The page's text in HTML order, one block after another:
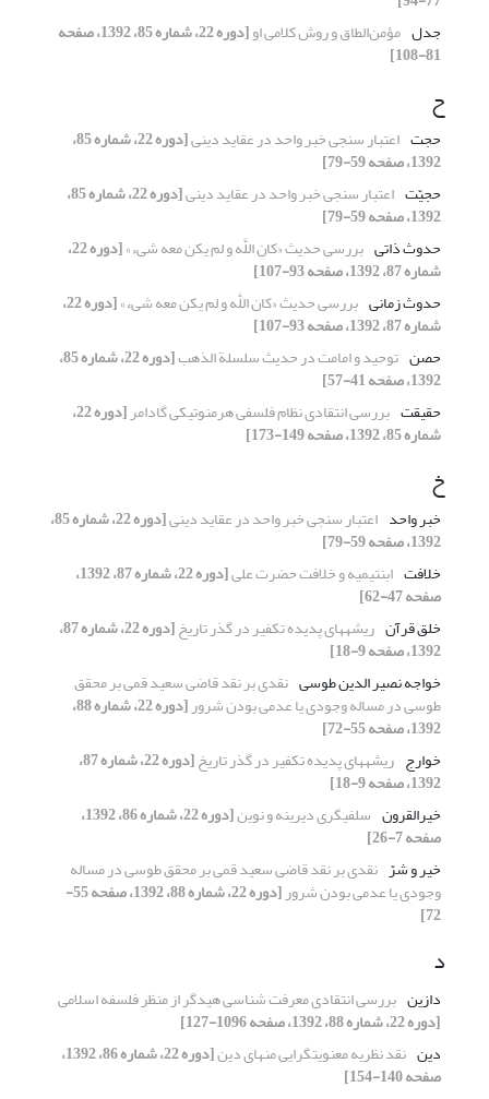
جدل مؤمن‌الطاق و روش کلامی او [دوره 22، شماره 85، 1392، صفحه
81-108]
ح
حجت اعتبار سنجی خبر واحد در عقاید دینی [دوره 22، شماره 85،
1392، صفحه 59-79]
حجیّت اعتبار سنجی خبر واحد در عقاید دینی [دوره 22، شماره 85،
1392، صفحه 59-79]
حدوث ذاتی بررسی حدیث «کان اللَّه و لم یکن معه شی‏ء» [دوره 22،
شماره 87، 1392، صفحه 93-107]
حدوث زمانی بررسی حدیث «کان اللَّه و لم یکن معه شی‏ء» [دوره 22،
شماره 87، 1392، صفحه 93-107]
حصن توحید و امامت در حدیث سلسلة الذهب [دوره 22، شماره 85،
1392، صفحه 41-57]
حقیقت بررسی انتقادی نظام فلسفی هرمنوتیکی گادامر [دوره 22،
شماره 85، 1392، صفحه 149-173]
خ
خبر واحد اعتبار سنجی خبر واحد در عقاید دینی [دوره 22، شماره 85،
1392، صفحه 59-79]
خلافت ابن‏تیمیه و خلافت حضرت علی [دوره 22، شماره 87، 1392،
صفحه 47-62]
خلق قرآن ریشه‏های پدیده تکفیر در گذر تاریخ [دوره 22، شماره 87،
1392، صفحه 9-18]
خواجه نصیر الدین طوسی نقدی بر نقد قاضی سعید قمی بر محقق
طوسی در مساله وجودی یا عدمی بودن شرور [دوره 22، شماره 88،
1392، صفحه 55-72]
خوارج ریشه‏های پدیده تکفیر در گذر تاریخ [دوره 22، شماره 87،
1392، صفحه 9-18]
خیرالقرون سلفى‏گرى دیرینه و نوین [دوره 22، شماره 86، 1392،
صفحه 7-26]
خیر و شرّ نقدی بر نقد قاضی سعید قمی بر محقق طوسی در مساله
وجودی یا عدمی بودن شرور [دوره 22، شماره 88، 1392، صفحه 55-
72]
د
دازین بررسی انتقادی معرفت شناسی هیدگر از منظر فلسفه اسلامی
[دوره 22، شماره 88، 1392، صفحه 1096-127]
دین نقد نظریه معنویت‏گرایی منهای دین [دوره 22، شماره 86، 1392،
صفحه 140-154]